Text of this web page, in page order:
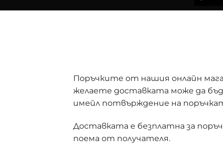
Поръчките от нашия онлайн
желаете доставката може да
имейл потвърждение на
Доставката е безплатна за
поема от получателя.